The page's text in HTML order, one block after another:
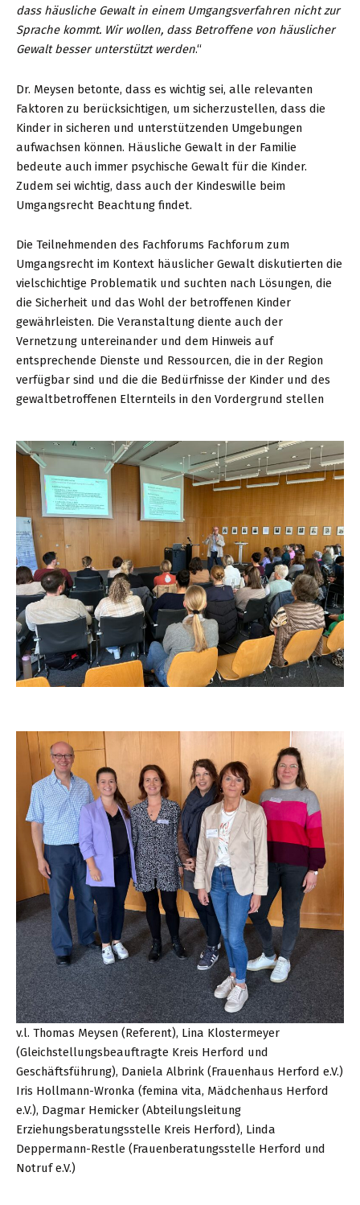
dass häusliche Gewalt in einem Umgangsverfahren nicht zur
Sprache kommt. Wir wollen, dass Betroffene von häuslicher
Gewalt besser unterstützt werden.“
Dr. Meysen betonte, dass es wichtig sei, alle relevanten
Faktoren zu berücksichtigen, um sicherzustellen, dass die
Kinder in sicheren und unterstützenden Umgebungen
aufwachsen können. Häusliche Gewalt in der Familie
bedeute auch immer psychische Gewalt für die Kinder.
Zudem sei wichtig, dass auch der Kindeswille beim
Umgangsrecht Beachtung findet.
Die Teilnehmenden des Fachforums Fachforum zum
Umgangsrecht im Kontext häuslicher Gewalt diskutierten die
vielschichtige Problematik und suchten nach Lösungen, die
die Sicherheit und das Wohl der betroffenen Kinder
gewährleisten. Die Veranstaltung diente auch der
Vernetzung untereinander und dem Hinweis auf
entsprechende Dienste und Ressourcen, die in der Region
verfügbar sind und die die Bedürfnisse der Kinder und des
gewaltbetroffenen Elternteils in den Vordergrund stellen
v.l. Thomas Meysen (Referent), Lina Klostermeyer
(Gleichstellungsbeauftragte Kreis Herford und
Geschäftsführung), Daniela Albrink (Frauenhaus Herford e.V.)
Iris Hollmann-Wronka (femina vita, Mädchenhaus Herford
e.V.), Dagmar Hemicker (Abteilungsleitung
Erziehungsberatungsstelle Kreis Herford), Linda
Deppermann-Restle (Frauenberatungsstelle Herford und
Notruf e.V.)